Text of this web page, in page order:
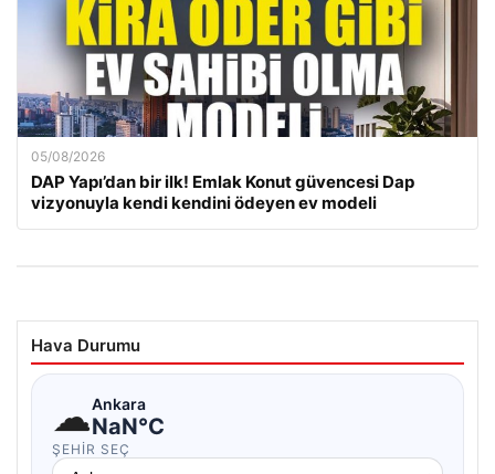
05/08/2026
DAP Yapı’dan bir ilk! Emlak Konut güvencesi Dap
vizyonuyla kendi kendini ödeyen ev modeli
Hava Durumu
☁Ankara
NaN°C
ŞEHIR SEÇ